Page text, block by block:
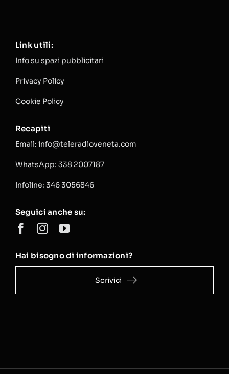
Link utili:
Info su spazi pubblicitari
Privacy Policy
Cookie Policy
Recapiti
Email: info@teleradioveneta.com
WhatsApp: 338 2007187
Infoline: 346 3056846
Seguici anche su:
Hai bisogno di informazioni?
Scrivici